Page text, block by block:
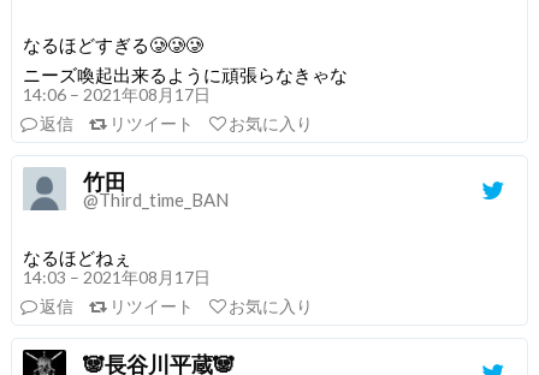
なるほどすぎる🥲🥲🥲
ニーズ喚起出来るように頑張らなきゃな
14:06 – 2021年08月17日
返信
リツイート お気に入り
竹田
@Third_time_BAN
なるほどねぇ
14:03 – 2021年08月17日
返信
リツイート お気に入り
🐼長谷川平蔵🐼